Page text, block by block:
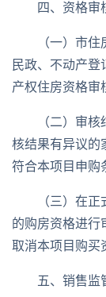
四、资格审
（一）市
民政、不动产
产权住房资格审
（二）审
核结果有异议的
符合本项目申购
（三）在
的购房资格进行
取消本项目
五、销售监